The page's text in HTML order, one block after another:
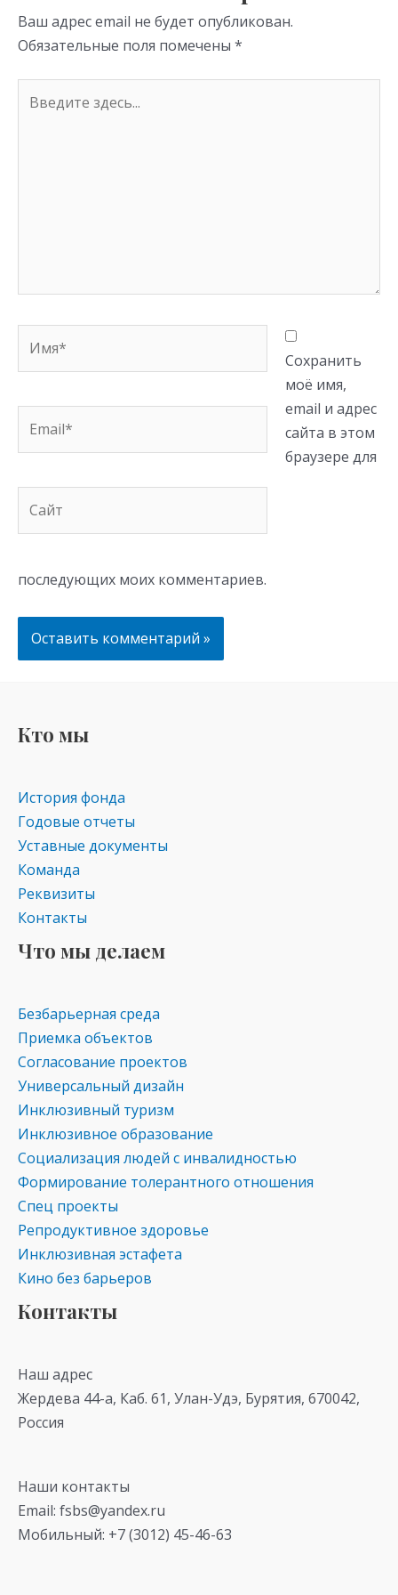
ki
Ваш адрес email не будет опубликован.
Обязательные поля помечены *
здесь...
Сохранить
моё имя,
email и адрес
сайта в этом
браузере для
последующих моих комментариев.
Кто мы
История фонда
Годовые отчеты
Уставные документы
Команда
Реквизиты
Контакты
Что мы делаем
Безбарьерная среда
Приемка объектов
Согласование проектов
Универсальный дизайн
Инклюзивный туризм
Инклюзивное образование
Социализация людей с инвалидностью
Формирование толерантного отношения
Спец проекты
Репродуктивное здоровье
Инклюзивная эстафета
Кино без барьеров
Контакты
Наш адрес
Жердева 44-а, Каб. 61, Улан-Удэ, Бурятия, 670042,
Россия
Наши контакты
Email: fsbs@yandex.ru
Мобильный: +7 (3012) 45-46-63